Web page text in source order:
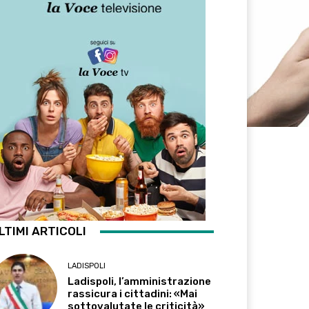
ARTICOLI
LADISPOLI
Ladispoli, l’amministrazione
rassicura i cittadini: «Mai
sottovalutate le criticità»